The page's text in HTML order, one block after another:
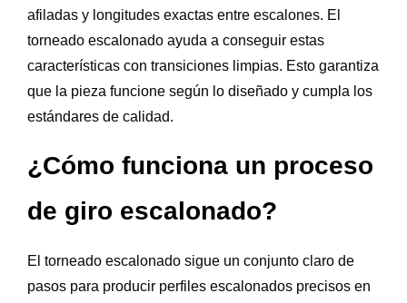
afiladas y longitudes exactas entre escalones. El
torneado escalonado ayuda a conseguir estas
características con transiciones limpias. Esto garantiza
que la pieza funcione según lo diseñado y cumpla los
estándares de calidad.
¿Cómo funciona un proceso
de giro escalonado?
El torneado escalonado sigue un conjunto claro de
pasos para producir perfiles escalonados precisos en